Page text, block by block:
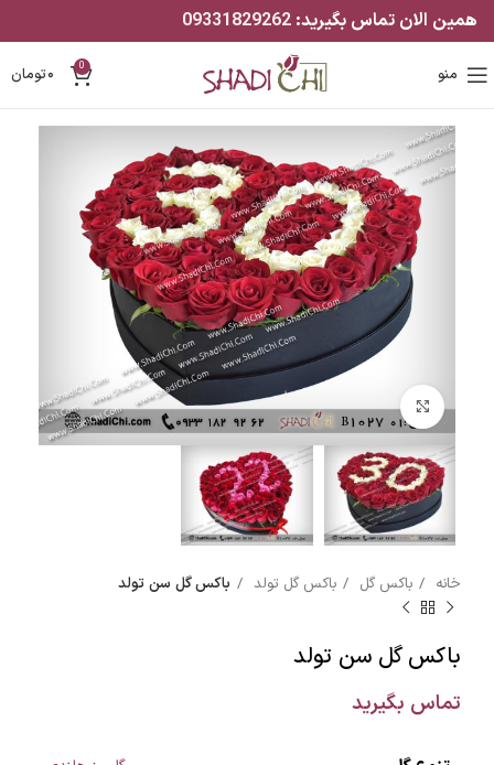
همین الان تماس بگیرید:
منو 0 ۰تومان
بزرگنمایی تصویر
خانه باکس گل باکس گل تولد باکس گل سن تولد
باکس گل سن تولد
تماس بگیرید